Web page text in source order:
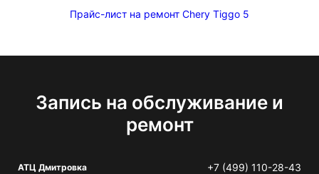
Прайс-лист на ремонт Chery Tiggo 5
Запись на обслуживание и
ремонт
АТЦ Дмитровка +7 (499) 110-28-43